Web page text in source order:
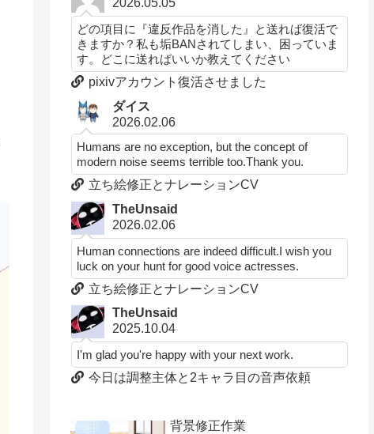
2026.05.05
どの項目に『違反作品を消した』と送れば復活で
きますか？私も垢BANされてしまい、困っていま
す。どこに送ればいいか教えてください
pixivアカウント復活させました
ダイス
2026.02.06
Humans are no exception, but the concept of
modern noise seems terrible too.Thank you.
立ち絵修正とナレーションCV
TheUnsaid
2026.02.06
Human connections are indeed difficult.I wish you
luck on your hunt for good voice actresses.
立ち絵修正とナレーションCV
TheUnsaid
2025.10.04
I'm glad you're happy with your next work.
今日は調整主体と2キャラ目の音声依頼
背景修正作業